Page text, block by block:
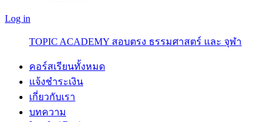
Log in
TOPIC ACADEMY สอบตรง ธรรมศาสตร์ และ จุฬา
คอร์สเรียนทั้งหมด
แจ้งชำระเงิน
เกี่ยวกับเรา
บทความ